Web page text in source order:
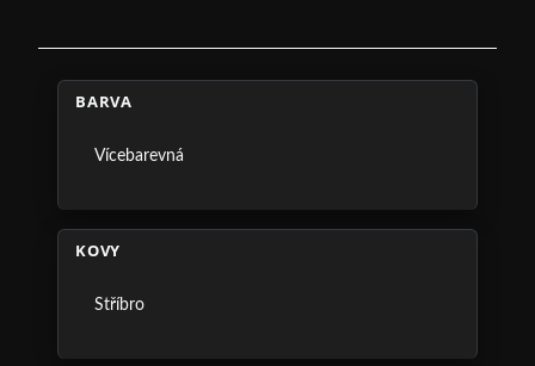
BARVA
Vícebarevná
KOVY
Stříbro